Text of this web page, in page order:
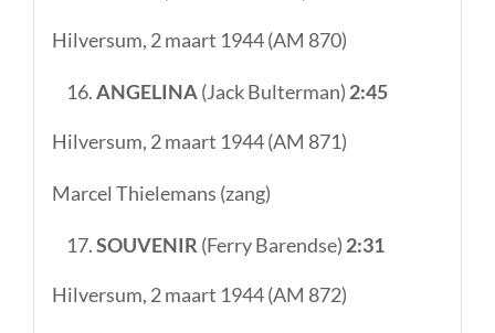
Hilversum, 2 maart 1944 (AM 870)
ANGELINA(Jack Bulterman) 2:45
Hilversum, 2 maart 1944 (AM 871)
Marcel Thielemans (zang)
SOUVENIR (Ferry Barendse) 2:31
Hilversum, 2 maart 1944 (AM 872)